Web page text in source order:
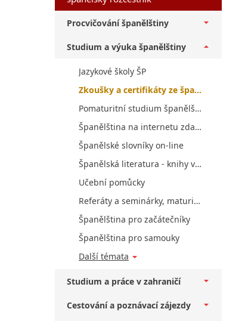
Procvičování španělštiny
Studium a výuka španělštiny
Jazykové školy ŠP
Zkoušky a certifikáty ze španělštiny
Pomaturitní studium španělštiny v ČR
Španělština na internetu zdarma
Španělské slovníky on-line
Španělská literatura - knihy ve španělštině
Učební pomůcky
Referáty a seminárky, maturitní otázky ze španělštiny
Španělština pro začátečníky
Španělština pro samouky
Další témata
Studium a práce v zahraničí
Cestování a poznávací zájezdy